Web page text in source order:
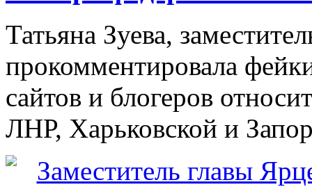
Татьяна Зуева,
прокомментировала
сайтов и блогеров
ЛНР, Харьковской и